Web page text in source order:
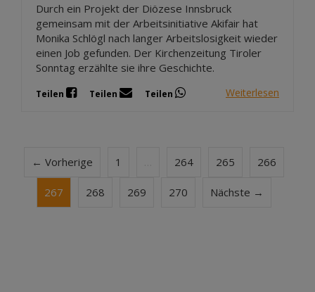
Durch ein Projekt der Diözese Innsbruck
gemeinsam mit der Arbeitsinitiative Akifair hat
Monika Schlögl nach langer Arbeitslosigkeit wieder
einen Job gefunden. Der Kirchenzeitung Tiroler
Sonntag erzählte sie ihre Geschichte.
Teilen Teilen Teilen Weiterlesen
← Vorherige 1 264 265 266
267 268 269 270 Nächste →